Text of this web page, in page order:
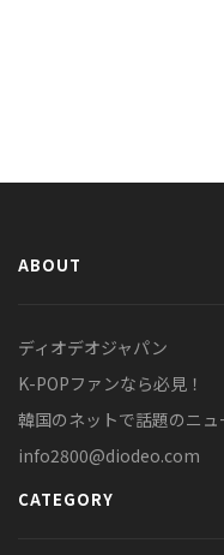
ABOUT
ディオデオジャパン
K-POPファンなら必見！
韓国のネットで話題のニ
info2800@diodeo.com
CATEGORY